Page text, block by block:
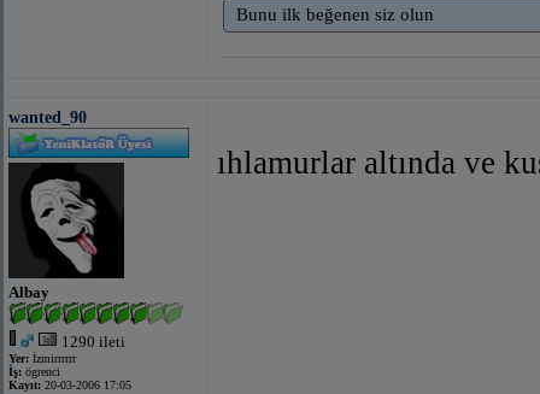
Bunu ilk beğenen siz olun
wanted_90
Albay
1290 ileti
Yer: İzmirrrrrr
İş: ögrenci
Kayıt: 20-03-2006 17:05
ıhlamurlar altında ve